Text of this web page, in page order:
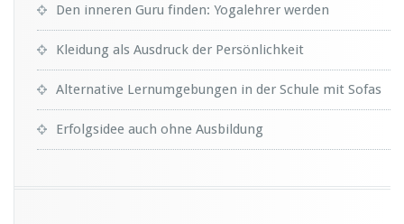
Den inneren Guru finden: Yogalehrer werden
Kleidung als Ausdruck der Persönlichkeit
Alternative Lernumgebungen in der Schule mit Sofas
Erfolgsidee auch ohne Ausbildung